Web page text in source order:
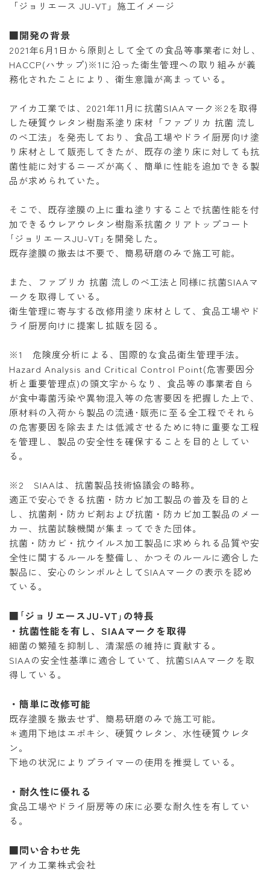
「ジョリエース JU-VT」施工イメージ
■開発の背景
2021年6月1日から原則として全ての食品等事業者に対し、
HACCP(ハサップ)※1に沿った衛生管理への取り組みが義
務化されたことにより、衛生意識が高まっている。
アイカ工業では、2021年11月に抗菌SIAAマーク※2を取得
した硬質ウレタン樹脂系塗り床材「ファブリカ 抗菌 流し
のべ工法」を発売しており、食品工場やドライ厨房向け塗
り床材として販売してきたが、既存の塗り床に対しても抗
菌性能に対するニーズが高く、簡単に性能を追加できる製
品が求められていた。
そこで、既存塗膜の上に重ね塗りすることで抗菌性能を付
加できるウレアウレタン樹脂系抗菌クリアトップコート
｢ジョリエースJU-VT｣を開発した。
既存塗膜の撤去は不要で、簡易研磨のみで施工可能。
また、ファブリカ 抗菌 流しのべ工法と同様に抗菌SIAAマ
ークを取得している。
衛生管理に寄与する改修用塗り床材として、食品工場やド
ライ厨房向けに提案し拡販を図る。
※1 危険度分析による、国際的な食品衛生管理手法。
Hazard Analysis and Critical Control Point(危害要因分
析と重要管理点)の頭文字からなり、食品等の事業者自ら
が食中毒菌汚染や異物混入等の危害要因を把握した上で、
原材料の入荷から製品の流通･販売に至る全工程でそれら
の危害要因を除去または低減させるために特に重要な工程
を管理し、製品の安全性を確保することを目的としてい
る。
※2 SIAAは、抗菌製品技術協議会の略称。
適正で安心できる抗菌・防カビ加工製品の普及を目的と
し、抗菌剤・防カビ剤および抗菌・防カビ加工製品のメー
カー、抗菌試験機関が集まってできた団体。
抗菌・防カビ・抗ウイルス加工製品に求められる品質や安
全性に関するルールを整備し、かつそのルールに適合した
製品に、安心のシンボルとしてSIAAマークの表示を認め
ている。
■｢ジョリエースJU-VT｣の特長
・抗菌性能を有し、SIAAマークを取得
細菌の繁殖を抑制し、清潔感の維持に貢献する。
SIAAの安全性基準に適合していて、抗菌SIAAマークを取
得している。
・簡単に改修可能
既存塗膜を撤去せず、簡易研磨のみで施工可能。
＊適用下地はエポキシ、硬質ウレタン、水性硬質ウレタ
ン。
下地の状況によりプライマーの使用を推奨している。
・耐久性に優れる
食品工場やドライ厨房等の床に必要な耐久性を有してい
る。
■問い合わせ先
アイカ工業株式会社